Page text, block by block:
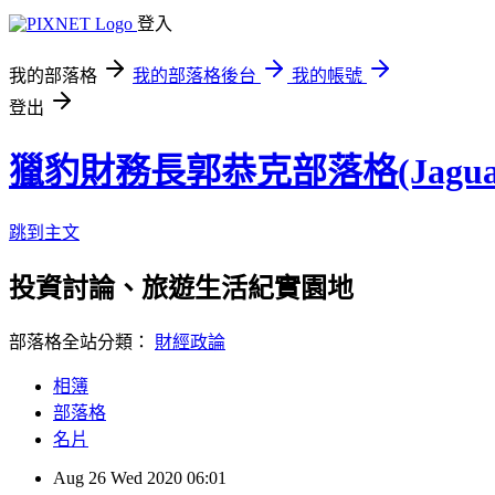
登入
我的部落格 我的部落格後台
我的帳號
登出
獵豹財務長郭恭克部落格
跳到主文
投資討論、旅遊生活紀實園地
部落格全站分類： 財經政論
相簿
部落格
名片
Aug 26 Wed 2020 06:01